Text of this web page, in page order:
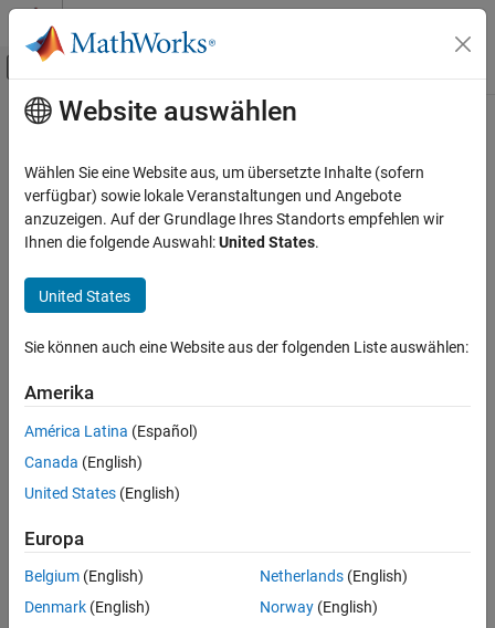
Weiter zum Inhalt
Umschaltung für Off-Canvas-
Startseite der Dokumentation
Modeling Guidelines
MAB Modeling Guidelines
jc_0722: Local data definition in parallel
Guideline Publication
MATLAB Versions
Rule
Rationale
Last Changed
See Also
Version History
Hauptinhalt
jc_0722: Local data definition in
parallel states
Guideline Publication
Simulink , and Stateflow
Version 6.0
Sub ID Recommendations
NA-MAAB — a
JMAAB — a
Rule
Website auswählen
Wählen Sie eine Website aus, um übersetzte Inhalte (sofern
verfügbar) sowie lokale Veranstaltungen und Angebote
anzuzeigen. Auf der Grundlage Ihres Standorts empfehlen wir
Ihnen die folgende Auswahl:United States.
United States
Sie können auch eine Website aus der folgenden Liste auswählen:
Amerika
América Latina (Español)
Canada (English)
United States (English)
Europa
Belgium (English)
Denmark (English)
Netherlands(English)
Norway(English)